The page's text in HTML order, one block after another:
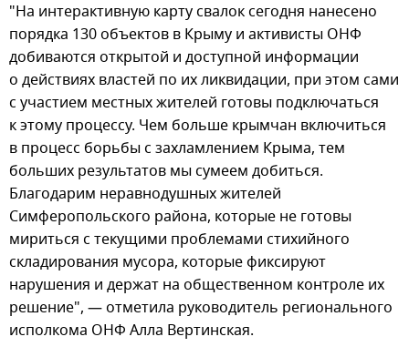
"На интерактивную карту свалок сегодня нанесено
порядка 130 объектов в Крыму и активисты ОНФ
добиваются открытой и доступной информации
о действиях властей по их ликвидации, при этом сами
с участием местных жителей готовы подключаться
к этому процессу. Чем больше крымчан включиться
в процесс борьбы с захламлением Крыма, тем
больших результатов мы сумеем добиться.
Благодарим неравнодушных жителей
Симферопольского района, которые не готовы
мириться с текущими проблемами стихийного
складирования мусора, которые фиксируют
нарушения и держат на общественном контроле их
решение", — отметила руководитель регионального
исполкома ОНФ Алла Вертинская.